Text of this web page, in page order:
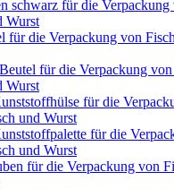
schwarz für die Verpackung
Wurst
für die Verpackung von
für die Verpackung
Wurst
für die
und Wurst
für die
und Wurst
für die Verpackung von